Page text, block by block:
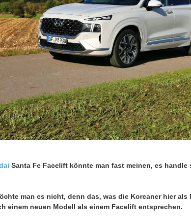
Santa Fe Facelift könnte man fast meinen, es
man es nicht, denn das, was die Koreaner hier
einem neuen Modell als einem Facelift entsprechen.